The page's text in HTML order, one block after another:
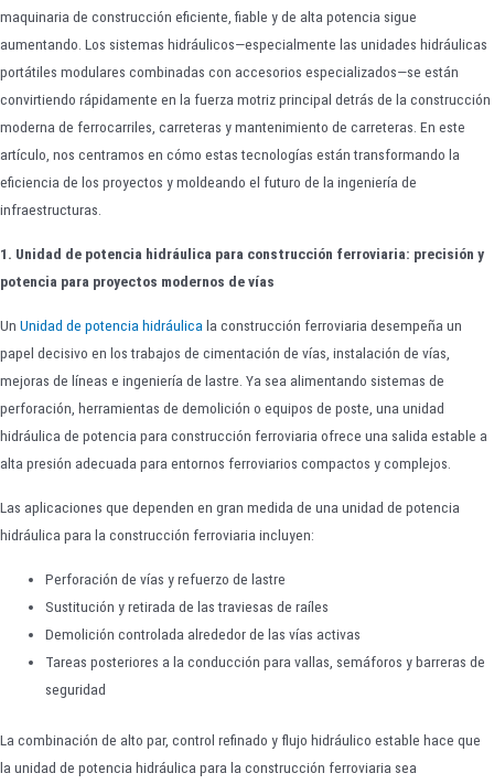
maquinaria de construcción eficiente, fiable y de alta potencia sigue
aumentando. Los sistemas hidráulicos—especialmente las unidades hidráulicas
portátiles modulares combinadas con accesorios especializados—se están
convirtiendo rápidamente en la fuerza motriz principal detrás de la construcción
moderna de ferrocarriles, carreteras y mantenimiento de carreteras. En este
artículo, nos centramos en cómo estas tecnologías están transformando la
eficiencia de los proyectos y moldeando el futuro de la ingeniería de
infraestructuras.
1. Unidad de potencia hidráulica para construcción ferroviaria: precisión y
potencia para proyectos modernos de vías
Un Unidad de potencia hidráulicala construcción ferroviaria desempeña un
papel decisivo en los trabajos de cimentación de vías, instalación de vías,
mejoras de líneas e ingeniería de lastre. Ya sea alimentando sistemas de
perforación, herramientas de demolición o equipos de poste, una unidad
hidráulica de potencia para construcción ferroviaria ofrece una salida estable a
alta presión adecuada para entornos ferroviarios compactos y complejos.
Las aplicaciones que dependen en gran medida de una unidad de potencia
hidráulica para la construcción ferroviaria incluyen:
Perforación de vías y refuerzo de lastre
Sustitución y retirada de las traviesas de raíles
Demolición controlada alrededor de las vías activas
Tareas posteriores a la conducción para vallas, semáforos y barreras de
seguridad
La combinación de alto par, control refinado y flujo hidráulico estable hace que
la unidad de potencia hidráulica para la construcción ferroviaria sea